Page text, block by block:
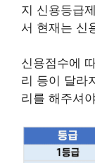
지 신용등급
서 현재는 신
신용점수에
리 등이 달라
리를 해주셔